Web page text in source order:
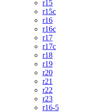
r15
r15c
r16
r16c
r17
r17c
r18
r19
r20
r21
r22
r23
r16-5